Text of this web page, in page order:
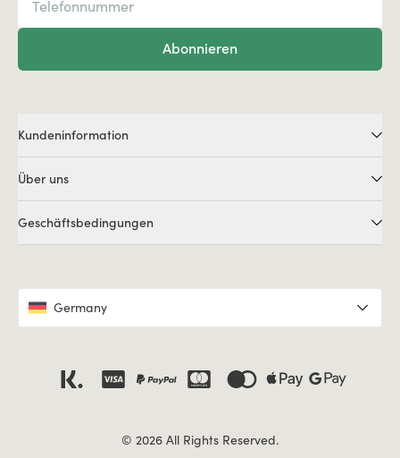
Abonnieren
© 2026 All Rights Reserved.
Kundeninformation
Über uns
Geschäftsbedingungen
Germany